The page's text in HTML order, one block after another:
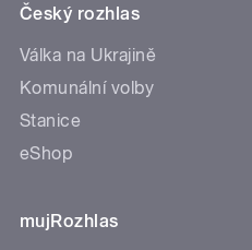
Český rozhlas
Válka na Ukrajině
Komunální volby
Stanice
eShop
mujRozhlas